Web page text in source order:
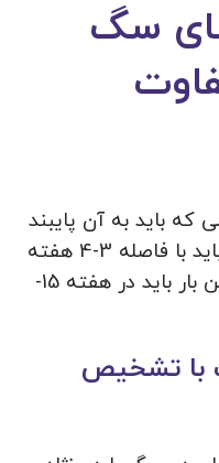
سگ
که باید به آن پایبند
بود این است که تمام نژاد ها باید با فاصله 3-4 هفته
(4 هفته حداکثر است) و آخرین بار باید در هفته 15-
با تشخیص